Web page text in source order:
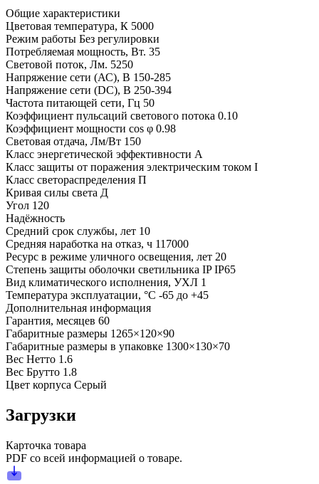
Общие характеристики
Цветовая температура, К 5000
Режим работы Без регулировки
Потребляемая мощность, Вт. 35
Световой поток, Лм. 5250
Напряжение сети (АС), В 150-285
Напряжение сети (DC), В 250-394
Частота питающей сети, Гц 50
Коэффициент пульсаций светового потока 0.10
Коэффициент мощности cos φ 0.98
Световая отдача, Лм/Вт 150
Класс энергетической эффективности A
Класс защиты от поражения электрическим током I
Класс светораспределения П
Кривая силы света Д
Угол 120
Надёжность
Средний срок службы, лет 10
Средняя наработка на отказ, ч 117000
Ресурс в режиме уличного освещения, лет 20
Степень защиты оболочки светильника IP IP65
Вид климатического исполнения, УХЛ 1
Температура эксплуатации, °С -65 до +45
Дополнительная информация
Гарантия, месяцев 60
Габаритные размеры 1265×120×90
Габаритные размеры в упаковке 1300×130×70
Вес Нетто 1.6
Вес Брутто 1.8
Цвет корпуса Серый
Загрузки
Карточка товара
PDF со всей информацией о товаре.